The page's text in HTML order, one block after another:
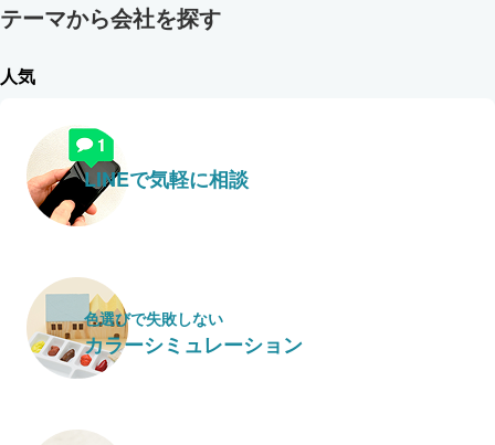
テーマから会社を探す
人気
LINEで気軽に相談
色選びで失敗しない
カラーシミュレーション